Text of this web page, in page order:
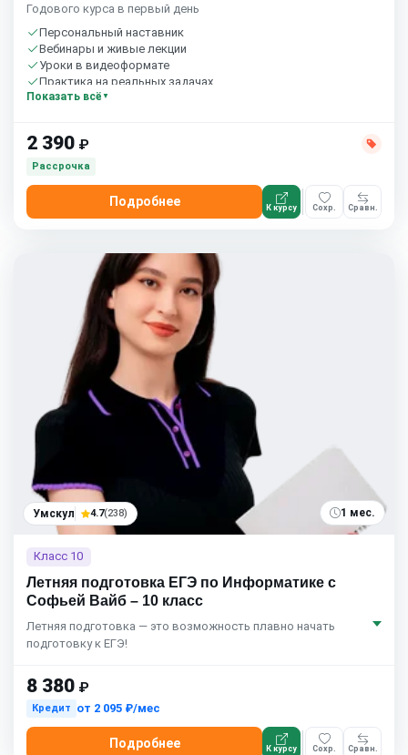
Годового курса в первый день
Персональный наставник
Вебинары и живые лекции
Уроки в видеоформате
Практика на реальных задачах
Домашние задания с проверкой
Показать всё
2 390 ₽
Рассрочка
Подробнее К курсу Сохр. Сравн.
Умскул 4.7(238) 1 мес.
Класс 10
Летняя подготовка ЕГЭ по Информатике с
Софьей Вайб – 10 класс
Летняя подготовка — это возможность плавно начать
подготовку к ЕГЭ!
8 380 ₽
Кредит от 2 095 ₽/мес
Подробнее К курсу Сохр. Сравн.